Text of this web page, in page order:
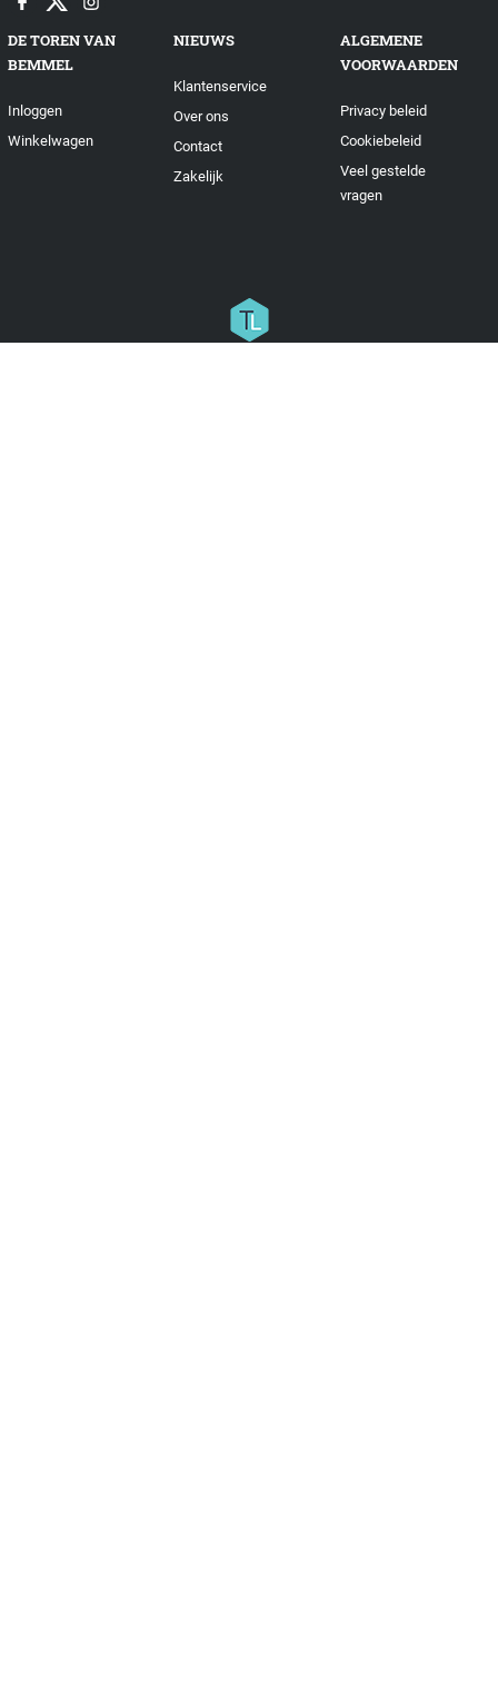
DE TOREN VAN
BEMMEL
Inloggen
Winkelwagen
NIEUWS
Klantenservice
Over ons
Contact
Zakelijk
ALGEMENE
VOORWAARDEN
Privacy beleid
Cookiebeleid
Veel gestelde
vragen